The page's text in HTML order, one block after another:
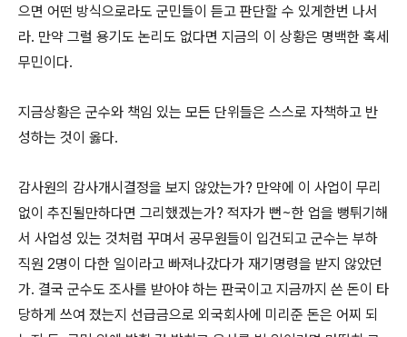
으면 어떤 방식으로라도 군민들이 듣고 판단할 수 있게한번 나서
라. 만약 그럴 용기도 논리도 없다면 지금의 이 상황은 명백한 혹세
무민이다.
지금상황은 군수와 책임 있는 모든 단위들은 스스로 자책하고 반
성하는 것이 옳다.
감사원의 감사개시결정을 보지 않았는가? 만약에 이 사업이 무리
없이 추진될만하다면 그리했겠는가? 적자가 뻔~한 업을 뻥튀기해
서 사업성 있는 것처럼 꾸며서 공무원들이 입건되고 군수는 부하
직원 2명이 다한 일이라고 빠져나갔다가 재기명령을 받지 않았던
가. 결국 군수도 조사를 받아야 하는 판국이고 지금까지 쓴 돈이 타
당하게 쓰여 졌는지 선급금으로 외국회사에 미리준 돈은 어찌 되